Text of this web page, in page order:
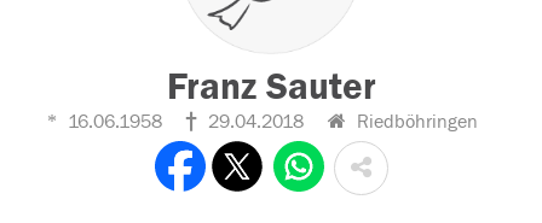
Franz Sauter
16.06.1958 29.04.2018 Riedböhringen